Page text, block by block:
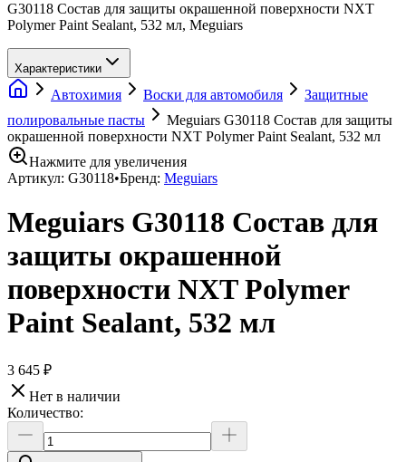
G30118 Состав для защиты окрашенной поверхности NXT
Polymer Paint Sealant, 532 мл, Meguiars
Характеристики
Автохимия Воски для автомобиля
Защитные
полировальные пасты
Meguiars G30118 Состав для защиты
окрашенной поверхности NXT Polymer Paint Sealant, 532 мл
Нажмите для увеличения
Артикул: G30118•Бренд: Meguiars
Meguiars G30118 Состав для
защиты окрашенной
поверхности NXT Polymer
Paint Sealant, 532 мл
3 645 ₽
Нет в наличии
Количество: